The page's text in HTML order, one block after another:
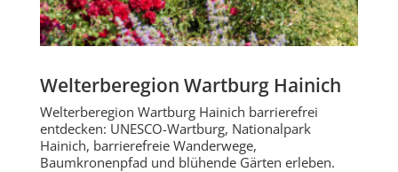
Welterberegion Wartburg Hainich
Welterberegion Wartburg Hainich barrierefrei
entdecken: UNESCO-Wartburg, Nationalpark
Hainich, barrierefreie Wanderwege,
Baumkronenpfad und blühende Gärten erleben.